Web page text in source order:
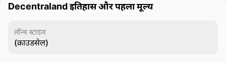
Decentraland इतिहास और पहला मूल्य
लॉन्च स्टाइल
(क्राउडसेल)